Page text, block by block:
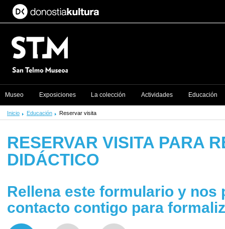
Inicio Educación Reservar visita
RESERVAR VISITA PARA
DIDÁCTICO
Rellena este formulario y nos
contacto contigo para
Museo Exposiciones La colección Actividades Educación